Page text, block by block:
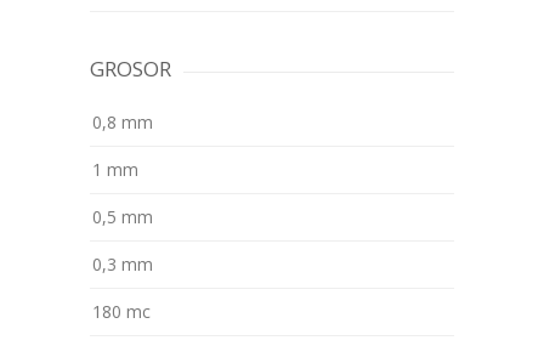
GROSOR
0,8 mm
1 mm
0,5 mm
0,3 mm
180 mc